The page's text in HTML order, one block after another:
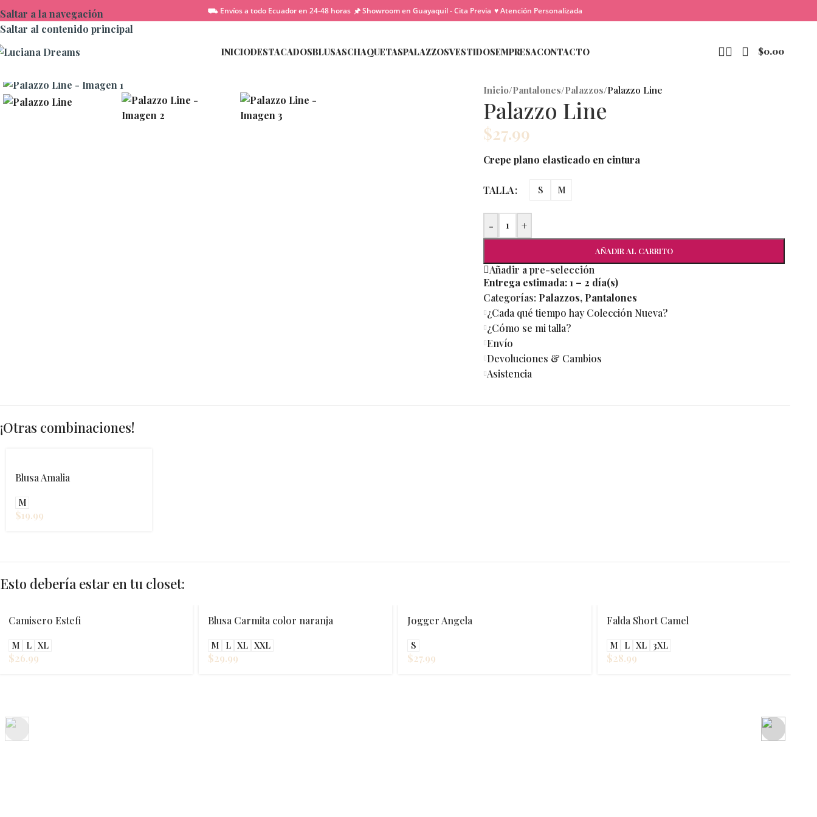
Saltar a la navegación
Saltar al contenido principal
⛟ Envíos a todo Ecuador en 24-48 horas 🖈 Showroom en Guayaquil - Cita Previa ♥ Atención Personalizada
INICIODESTACADOSBLUSASCHAQUETASPALAZZOSVESTIDOSEMPRESACONTACTO $0.00
Inicio/Pantalones/Palazzos/Palazzo Line
Palazzo Line
$27.99
Crepe plano elasticado en cintura
TALLA S M
- +
AÑADIR AL CARRITO
Añadir a pre-selección
Entrega estimada:1 – 2 día(s)
Categorías: Palazzos, Pantalones
¿Cada qué tiempo hay Colección Nueva?
¿Cómo se mi talla?
Envío
Devoluciones & Cambios
Asistencia
¡Otras combinaciones!
Blusa Amalia
M
$19.99
Esto debería estar en tu closet:
Camisero Estefi
M L XL
$26.99
Blusa Carmita color naranja
M L XL XXL
$29.99
Jogger Angela
S
$27.99
Falda Short Camel
M L XL 3XL
$28.99